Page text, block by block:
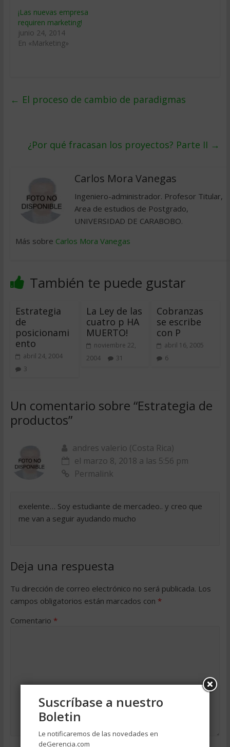
¡Las nuevas empresa
requiren marketing!
junio 24, 2014
En «Marketing»
← El proceso de cambio de paradigmas
¿Por qué fracasan los proyectos? Parte II →
Carlos Mora Vanegas
Ingeniero-administrador. Profesor Titular,
Area de estudios de Postgrado,
UNIVERSIDAD DE CARABOBO.
Más sobre Carlos Mora Vanegas
También te puede gustar
Estrategia
de
posicionami
ento
abril 24, 2004
3
La Ley de las
cuatro p HA
MUERTO!
noviembre 22,
2004
31
Cobranzas
se escribe
con P
abril 16, 2005
6
Un comentario sobre “Estrategia de
productos”
andres valerio (Costa Rica)
el marzo 8, 2018 a las 5:56 pm
Permalink
exelente… Soy estudiante de mercadeo.. y creo que
me van a seguir ayudando mucho
Deja una respuesta
Tu dirección de correo electrónico no será publicada. Los
campos obligatorios están marcados con *
Comentario *
Suscríbase a nuestro
Boletin
Le notificaremos de las novedades en
deGerencia.com